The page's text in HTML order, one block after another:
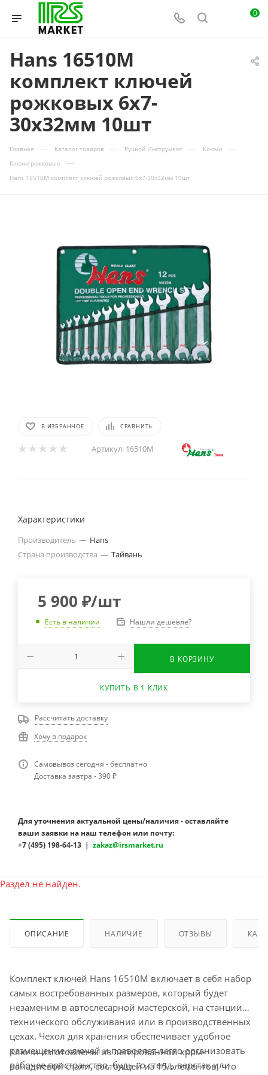
0
Hans 16510M
комплект ключей
рожковых 6х7-
30х32мм 10шт
Главная — Каталог товаров — Ручной Инструмент — Ключи —
Ключи рожковые —
Hans 16510M комплект ключей рожковых 6х7-30х32мм 10шт
В ИЗБРАННОЕ СРАВНИТЬ
Артикул: 16510M
Характеристики
Производитель — Hans
Страна производства — Тайвань
5 900 ₽/шт
Есть в наличии Нашли дешевле?
В КОРЗИНУ
КУПИТЬ В 1 КЛИК
Рассчитать доставку
Хочу в подарок
Самовывоз сегодня - бесплатно
Доставка завтра - 390 ₽
Для уточнения актуальной цены/наличия - оставляйте
ваши заявки на наш телефон или почту:
+7 (495) 198-64-13 | zakaz@irsmarket.ru
Раздел не найден.
ОПИСАНИЕ НАЛИЧИЕ ОТЗЫВЫ КАК
Комплект ключей Hans 16510M включает в себя набор
самых востребованных размеров, который будет
незаменим в автослесарной мастерской, на станции
технического обслуживания или в производственных
цехах. Чехол для хранения обеспечивает удобное
размещение ключей и позволяет легко организовать
рабочее пространство, будь то стенд, верстак или
Ключи изготовлены из легированной хром-
ванадиевой стали, состоящей из 15 элементов, что